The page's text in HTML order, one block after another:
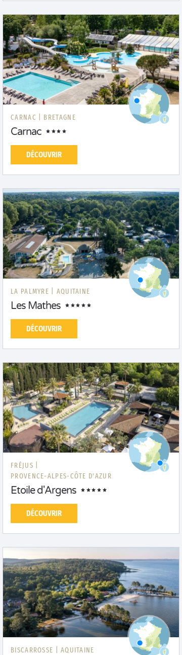
CARNAC | BRETAGNE
Carnac
DÉCOUVRIR
LA PALMYRE | AQUITAINE
Les Mathes
DÉCOUVRIR
FRÉJUS |
PROVENCE-ALPES-CÔTE D'AZUR
Etoile d'Argens
DÉCOUVRIR
BISCARROSSE | AQUITAINE